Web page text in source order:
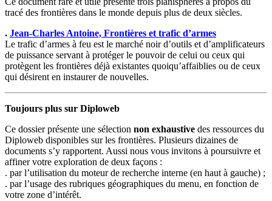
tracé des frontières dans le monde depuis plus de deux siècles.
. Jean-Charles Antoine, Frontières et trafic d’armes
Le trafic d’armes à feu est le marché noir d’outils et d’amplificateurs
de puissance servant à protéger le pouvoir de celui ou ceux qui
protègent les frontières déjà existantes quoiqu’affaiblies ou de ceux
qui désirent en instaurer de nouvelles.
Toujours plus sur Diploweb
Ce dossier présente une sélection non exhaustive des ressources du
Diploweb disponibles sur les frontières. Plusieurs dizaines de
documents s’y rapportent. Aussi nous vous invitons à poursuivre et
affiner votre exploration de deux façons :
. par l’utilisation du moteur de recherche interne (en haut à gauche) ;
. par l’usage des rubriques géographiques du menu, en fonction de
votre zone d’intérêt.